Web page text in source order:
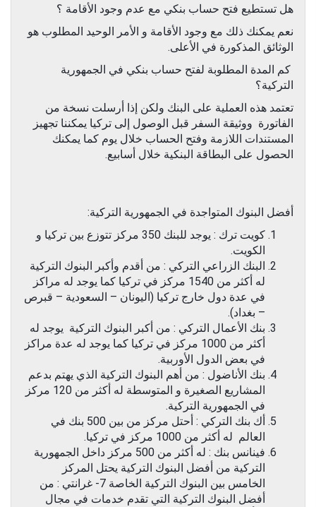
هل تستطيع فتح حساب بنكي مع عدم وجود الأقامة ؟
نعم يمكنك ذلك مع وجود الأقامة و الأمر الوحيد المطلوب هو
الوثائق المذكورة في الأعلى.
كم المدة المطلوبة لفتح حساب بنكي في الجمهورية
التركية؟
تعتمد هذه العملية على البنك ولكن إذا أرسلت نسخة من
الفاتورة ووثيقة السفر قبل الوصول إلى تركيا يمكننا تجهيز
المستندات اللازمة وفتح الحساب خلال يوم كما يمكنك
الحصول على البطاقة البنكية خلال أسابيع.
أفضل البنوك المتواجدة في الجمهورية التركية:
كويت ترك : يوجد للبنك 350 مركز تتوزع بين تركيا و
الكويت.
البنك الزراعي التركي : من أقدم وأكبر البنوك التركية
له أكثر من 1540 مركز في تركيا كما يوجد له مراكز
في عدة دول خارج تركيا (اليونان – السعودية – قبرص
– بغداد).
بنك الأعمال التركي : من أكبر البنوك التركية يوجد له
أكثر من 1000 مركز في تركيا كما يوجد له عدة مراكز
في بعض الدول الأوربية.
بنك الأناضول : من أهم البنوك التركية الذي يهتم بدعم
المشاريع الصغيرة و المتوسطة له أكثر من 120 مركز
في الجمهورية التركية.
أك بنك التركي : أحتل مركز من بين 500 بنك في
العالم له أكثر من 1000 مركز في تركيا.
فينانس بنك : له أكثر من 500 مركز داخل الجمهورية
التركية من أفضل البنوك التركية يحتل المركز
الخامس بين البنوك التركية الخاصة 7- غرانتي : من
أفضل البنوك التركية التي تقدم خدمات في مجال